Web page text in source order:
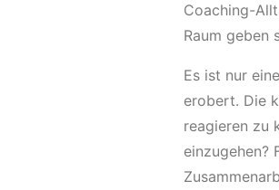
Coaching-
Raum geben
Es ist nur
erobert. Die
reagieren zu
einzugehen?